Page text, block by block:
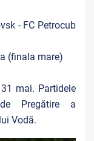
- FC Petrocub
(finala mare)
mai. Partidele
Pregătire a
Vodă.